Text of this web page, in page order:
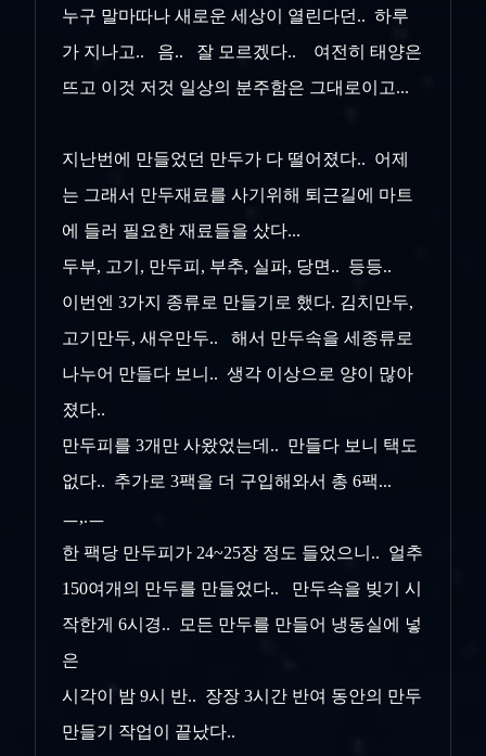
누구 말마따나 새로운 세상이 열린다던.. 하루
가 지나고.. 음.. 잘 모르겠다.. 여전히 태양은
뜨고 이것 저것 일상의 분주함은 그대로이고...
지난번에 만들었던 만두가 다 떨어졌다.. 어제
는 그래서 만두재료를 사기위해 퇴근길에 마트
에 들러 필요한 재료들을 샀다...
두부, 고기, 만두피, 부추, 실파, 당면.. 등등..
이번엔 3가지 종류로 만들기로 했다. 김치만두,
고기만두, 새우만두.. 해서 만두속을 세종류로
나누어 만들다 보니.. 생각 이상으로 양이 많아
졌다..
만두피를 3개만 사왔었는데.. 만들다 보니 택도
없다.. 추가로 3팩을 더 구입해와서 총 6팩...
ㅡ,.ㅡ
한 팩당 만두피가 24~25장 정도 들었으니.. 얼추
150여개의 만두를 만들었다.. 만두속을 빚기 시
작한게 6시경.. 모든 만두를 만들어 냉동실에 넣
은
시각이 밤 9시 반.. 장장 3시간 반여 동안의 만두
만들기 작업이 끝났다..